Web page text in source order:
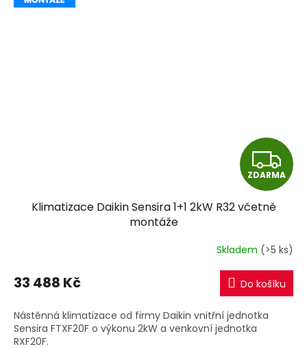
Z
D
R
M
A
ZDARMA
Klimatizace Daikin Sensira 1+1 2kW R32 včetně
montáže
Skladem (>5 ks)
33 488 Kč Do košíku
Nástěnná klimatizace od firmy Daikin vnitřní jednotka
Sensira FTXF20F o výkonu 2kW a venkovní jednotka
RXF20F.